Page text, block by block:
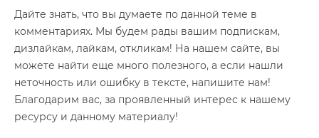
Дайте знать, что вы думаете по данной теме в
комментариях. Мы будем рады вашим подпискам,
дизлайкам, лайкам, откликам! На нашем сайте, вы
можете найти еще много полезного, а если нашли
неточность или ошибку в тексте, напишите нам!
Благодарим вас, за проявленный интерес к нашему
ресурсу и данному материалу!